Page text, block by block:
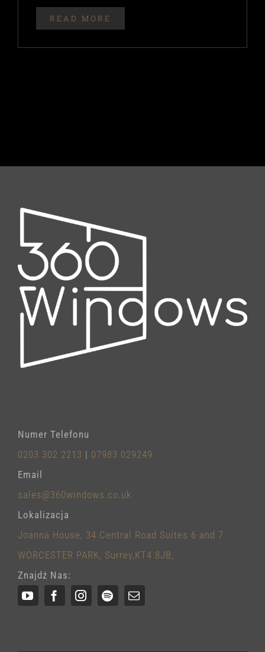
READ MORE
Numer Telefonu
0203 302 2213 | 07983 029249
Email
sales@360windows.co.uk
Lokalizacja
Joanna House, 34 Central Road Suites 6 and 7
WORCESTER PARK, Surrey,KT4 8JB,
Znajdź Nas: